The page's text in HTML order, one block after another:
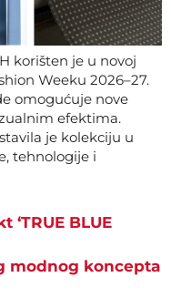
korišten je u novoj
Weeku 2026–27.
omogućuje nove
efektima.
je kolekciju u
tehnologije i
BLUE
modnog koncepta